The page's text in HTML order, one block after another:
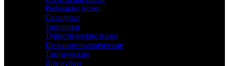
Рыбацкие ножи
Складные
Топорики
Туристические ножи
Цельнометаллические
Тактические
Для рубки